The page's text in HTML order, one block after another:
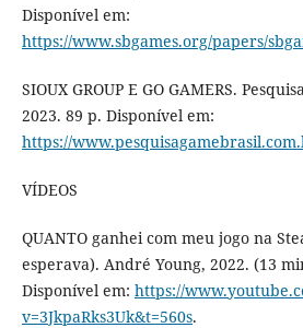
Disponível em:
https://www.sbgames.org/papers/
SIOUX GROUP E GO GAMERS.
2023. 89 p. Disponível em:
https://
VÍDEOS
QUANTO ganhei com meu jogo na
esperava). André Young, 2022. (13
Disponível em: https://
v=3JkpaRks3Uk&t=560s.